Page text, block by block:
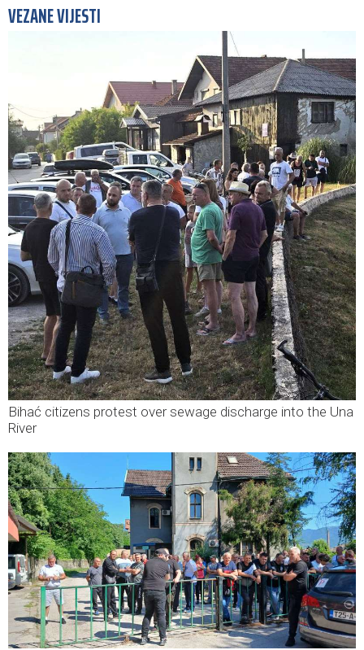
VEZANE VIJESTI
Bihać citizens protest over sewage discharge into the Una
River